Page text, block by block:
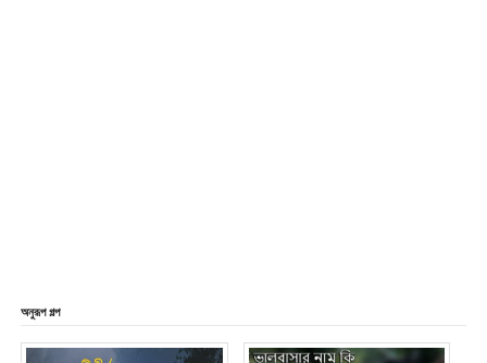
অনুরূপ গল্প